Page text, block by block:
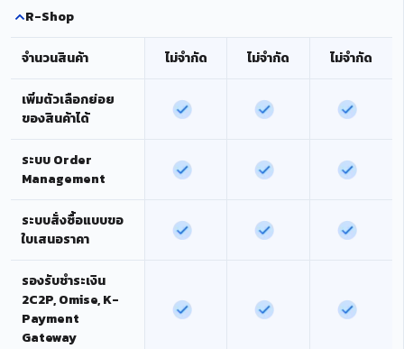
R-Shop
จำนวนสินค้า ไม่จำกัด ไม่จำกัด ไม่จำกัด
เพิ่มตัวเลือกย่อย
ของสินค้าได้
ระบบ Order
Management
ระบบสั่งซื้อแบบขอ
ใบเสนอราคา
รองรับชำระเงิน
2C2P, Omise, K-
Payment
Gateway